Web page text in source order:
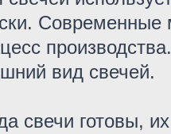
Современные
вид свечей.
свечи готовы,